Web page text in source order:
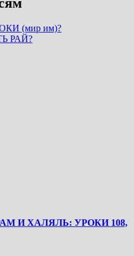
(мир им)?
РАЙ?
И ХАЛЯЛЬ: УРОКИ 108,